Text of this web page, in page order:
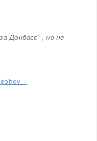
Донбасс" , но не